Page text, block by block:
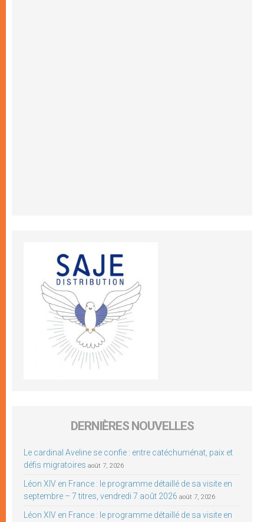
DERNIÈRES NOUVELLES
Le cardinal Aveline se confie : entre catéchuménat, paix et
défis migratoires août 7, 2026
Léon XIV en France : le programme détaillé de sa visite en
septembre – 7 titres, vendredi 7 août 2026 août 7, 2026
Léon XIV en France : le programme détaillé de sa visite en